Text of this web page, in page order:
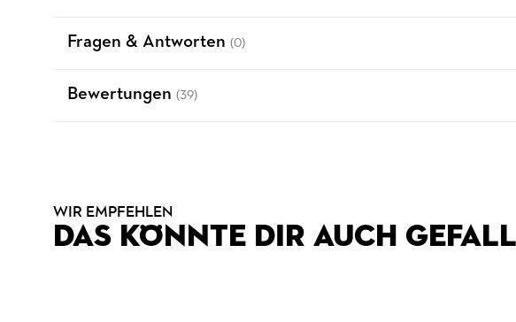
Fragen & Antworten (0)
Bewertungen (39)
WIR EMPFEHLEN
DAS KÖNNTE DIR AUCH